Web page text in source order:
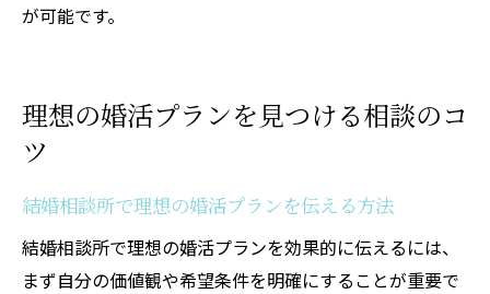
が可能です。
理想の婚活プランを見つける相談のコ
ツ
結婚相談所で理想の婚活プランを伝える方法
結婚相談所で理想の婚活プランを効果的に伝えるには、
まず自分の価値観や希望条件を明確にすることが重要で